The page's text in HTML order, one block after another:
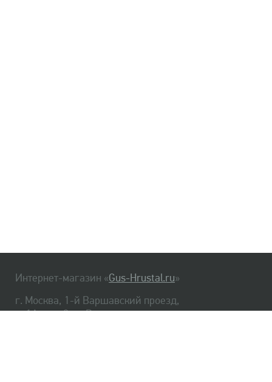
Интернет-магазин «Gus-Hrustal.ru»
г. Москва, 1-й Варшавский проезд,
д. 1А, стр. 3, м. Варшавская